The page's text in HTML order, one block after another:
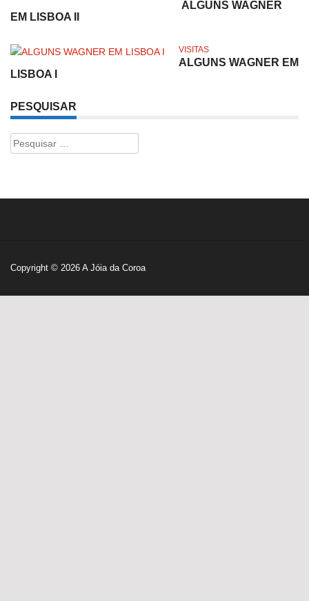
ALGUNS WAGNER
EM LISBOA II
VISITAS
ALGUNS WAGNER EM
LISBOA I
PESQUISAR
Pesquisar
por:
Copyright © 2026 A Jóia da Coroa